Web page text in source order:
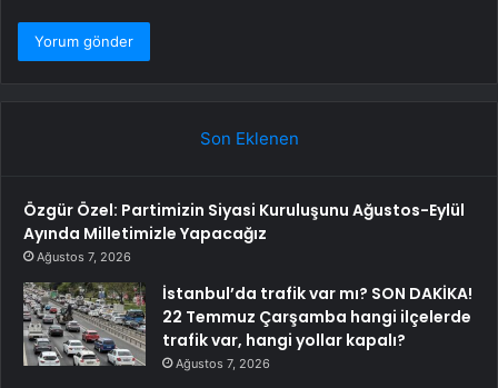
Son Eklenen
Özgür Özel: Partimizin Siyasi Kuruluşunu Ağustos-Eylül
Ayında Milletimizle Yapacağız
Ağustos 7, 2026
İstanbul’da trafik var mı? SON DAKİKA!
22 Temmuz Çarşamba hangi ilçelerde
trafik var, hangi yollar kapalı?
Ağustos 7, 2026